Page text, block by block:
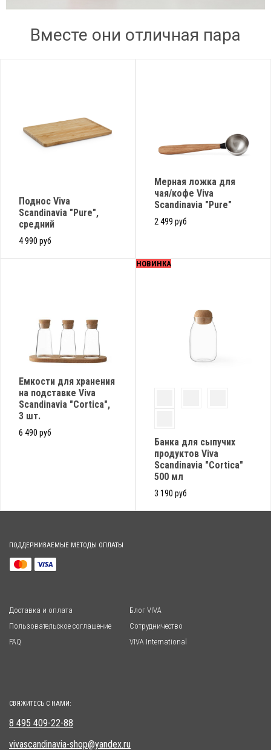
Вместе они отличная пара
Поднос Viva
Scandinavia "Pure",
средний
4 990 руб
Мерная ложка для
чая/кофе Viva
Scandinavia "Pure"
2 499 руб
Емкости для хранения
на подставке Viva
Scandinavia "Cortica",
3 шт.
6 490 руб
НОВИНКА
Банка для сыпучих
продуктов Viva
Scandinavia "Cortica"
500 мл
3 190 руб
ПОДДЕРЖИВАЕМЫЕ МЕТОДЫ ОПЛАТЫ
Доставка и оплата
Пользовательское соглашение
FAQ
Блог VIVA
Сотрудничество
VIVA International
СВЯЖИТЕСЬ С НАМИ:
8 495 409-22-88
vivascandinavia-shop@yandex.ru